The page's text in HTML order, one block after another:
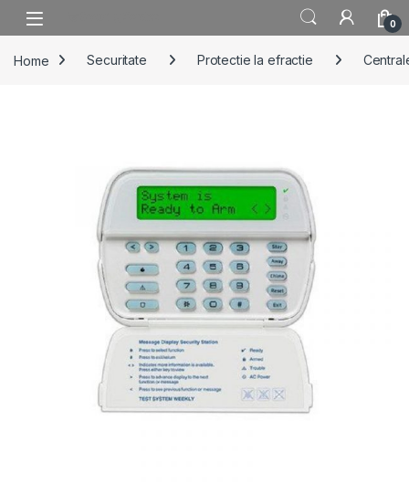
Skip to navigation
Skip to content
0
Home Securitate Protectie la efractie